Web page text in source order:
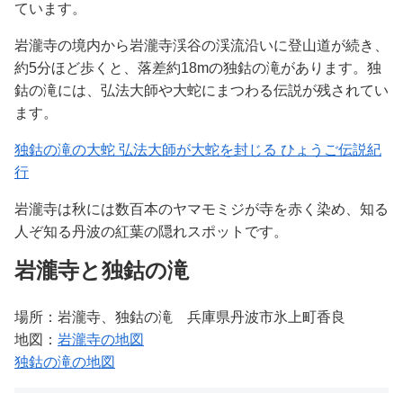
ています。
岩瀧寺の境内から岩瀧寺渓谷の渓流沿いに登山道が続き、
約5分ほど歩くと、落差約18mの独鈷の滝があります。独
鈷の滝には、弘法大師や大蛇にまつわる伝説が残されてい
ます。
独鈷の滝の大蛇 弘法大師が大蛇を封じる ひょうご伝説紀
行
岩瀧寺は秋には数百本のヤマモミジが寺を赤く染め、知る
人ぞ知る丹波の紅葉の隠れスポットです。
岩瀧寺と独鈷の滝
場所：岩瀧寺、独鈷の滝 兵庫県丹波市氷上町香良
地図： 岩瀧寺の地図
独鈷の滝の地図